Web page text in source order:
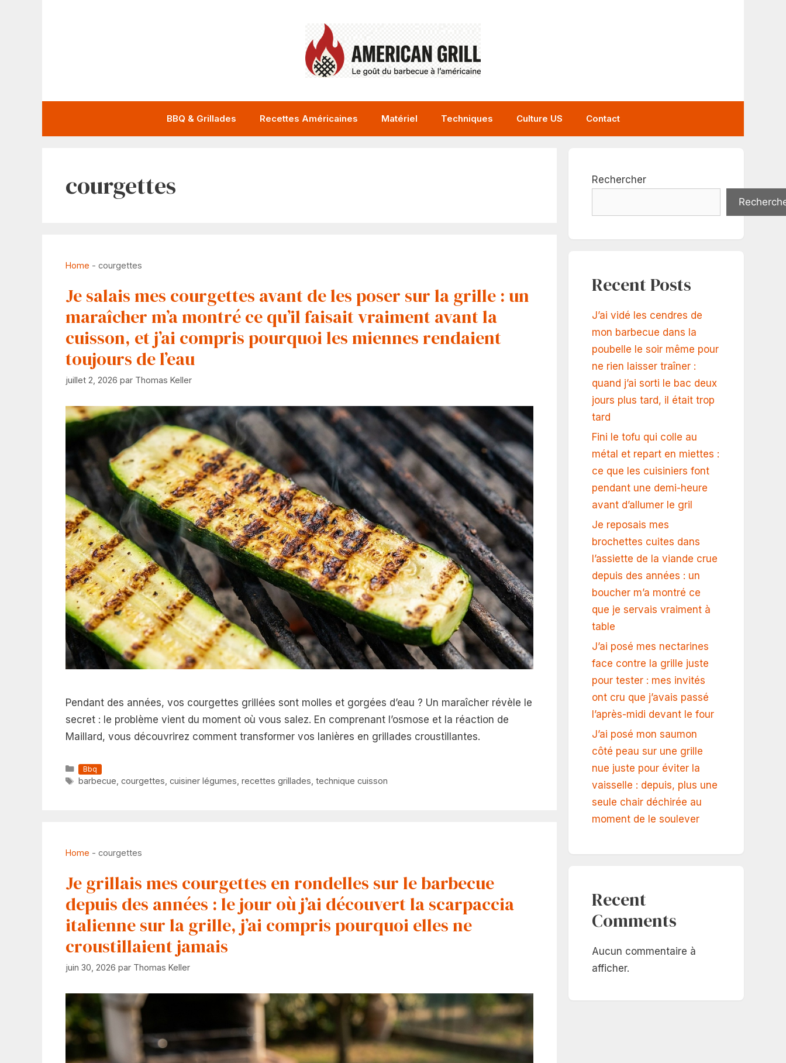
BBQ & Grillades Recettes Américaines Matériel Techniques Culture US Contact
courgettes
Home - courgettes
Je salais mes courgettes avant de les poser sur la grille : un
maraîcher m’a montré ce qu’il faisait vraiment avant la
cuisson, et j’ai compris pourquoi les miennes rendaient
toujours de l’eau
juillet 2, 2026 par Thomas Keller
Pendant des années, vos courgettes grillées sont molles et gorgées d’eau ? Un maraîcher révèle le
secret : le problème vient du moment où vous salez. En comprenant l’osmose et la réaction de
Maillard, vous découvrirez comment transformer vos lanières en grillades croustillantes.
Catégories
Bbq
Étiquettes
barbecue courgettes cuisiner légumes recettes grillades technique cuisson
Home - courgettes
Je grillais mes courgettes en rondelles sur le barbecue
depuis des années : le jour où j’ai découvert la scarpaccia
italienne sur la grille, j’ai compris pourquoi elles ne
croustillaient jamais
juin 30, 2026 par Thomas Keller
Rechercher
Recent Posts
J’ai vidé les cendres de
mon barbecue dans la
poubelle le soir même pour
ne rien laisser traîner :
quand j’ai sorti le bac deux
jours plus tard, il était trop
tard
Fini le tofu qui colle au
métal et repart en miettes :
ce que les cuisiniers font
pendant une demi-heure
avant d’allumer le gril
Je reposais mes
brochettes cuites dans
l’assiette de la viande crue
depuis des années : un
boucher m’a montré ce
que je servais vraiment à
table
J’ai posé mes nectarines
face contre la grille juste
pour tester : mes invités
ont cru que j’avais passé
l’après-midi devant le four
J’ai posé mon saumon
côté peau sur une grille
nue juste pour éviter la
vaisselle : depuis, plus une
seule chair déchirée au
moment de le soulever
Recent
Comments
Aucun commentaire à
afficher.